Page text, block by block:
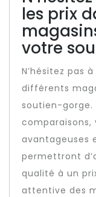
les prix
votre
N’hésitez pas
différents
soutien-
comparaisons,
avantageuses
permettront
qualité à un
attentive des